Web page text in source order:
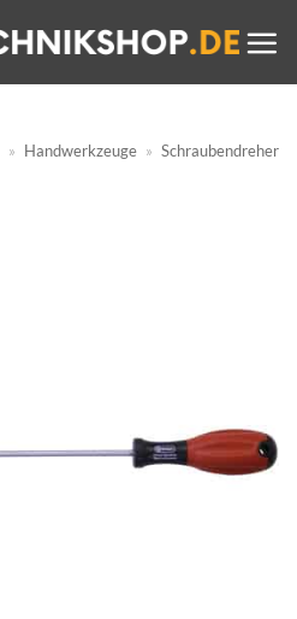
» Handwerkzeuge » Schraubendreher